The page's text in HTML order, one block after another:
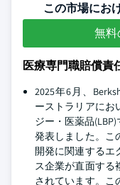
この市場にお
無料
医療専門職賠償責
2025年6月、
ーストラリアにお
ジー・医薬品
発表しました。こ
開発に関連するエ
ス企業が直面する
されています。こ